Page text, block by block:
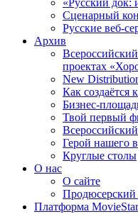
«Русский док:
Сценарный
Русские веб-
Архив
проектах
New
Как создаётся
Бизнес-
Твой первый
Герой нашего
Круглые столы
О нас
О сайте
Продюсерский
Платформа